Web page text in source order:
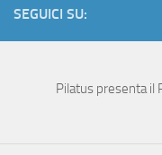
SEGUICI SU:
Pilatus presenta il